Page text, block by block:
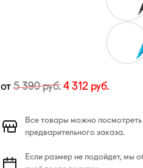
от 5 390руб. 4 312 руб.
Все товары можно
предварительного заказа.
Если размер не подойдет, мы